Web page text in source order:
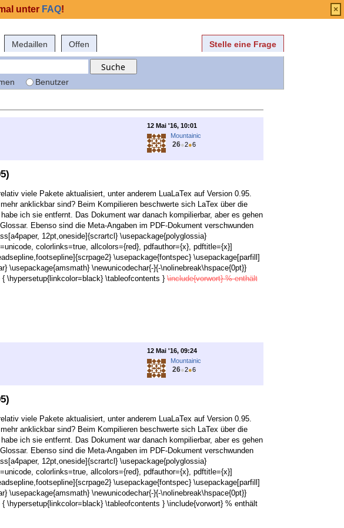
Medaillen Offen Stelle eine Frage
Benutzer
12 Mai '16, 10:01
Mountainic
26●2●6
viele Pakete aktualisiert, unter anderem LuaLaTex auf Version 0.95.
anklickbar sind? Beim Kompilieren beschwerte sich LaTex über die
ich sie entfernt. Das Dokument war danach kompilierbar, aber es gehen
Ebenso sind die Meta-Angaben im PDF-Dokument verschwunden
12pt,oneside]{scrartcl} \usepackage{polyglossia}
colorlinks=true, allcolors={red}, pdfauthor={x}, pdftitle={x}]
\usepackage{fontspec} \usepackage[parfill]
\usepackage{amsmath} \newunicodechar{‑}{-\nolinebreak\hspace{0pt}}
\hypersetup{linkcolor=black} \tableofcontents } \include{vorwort} % enthält
12 Mai '16, 09:24
Mountainic
26●2●6
viele Pakete aktualisiert, unter anderem LuaLaTex auf Version 0.95.
anklickbar sind? Beim Kompilieren beschwerte sich LaTex über die
ich sie entfernt. Das Dokument war danach kompilierbar, aber es gehen
Ebenso sind die Meta-Angaben im PDF-Dokument verschwunden
12pt,oneside]{scrartcl} \usepackage{polyglossia}
colorlinks=true, allcolors={red}, pdfauthor={x}, pdftitle={x}]
\usepackage{fontspec} \usepackage[parfill]
\usepackage{amsmath} \newunicodechar{‑}{-\nolinebreak\hspace{0pt}}
\tableofcontents } \include{vorwort} % enthält
unter FAQ! ×